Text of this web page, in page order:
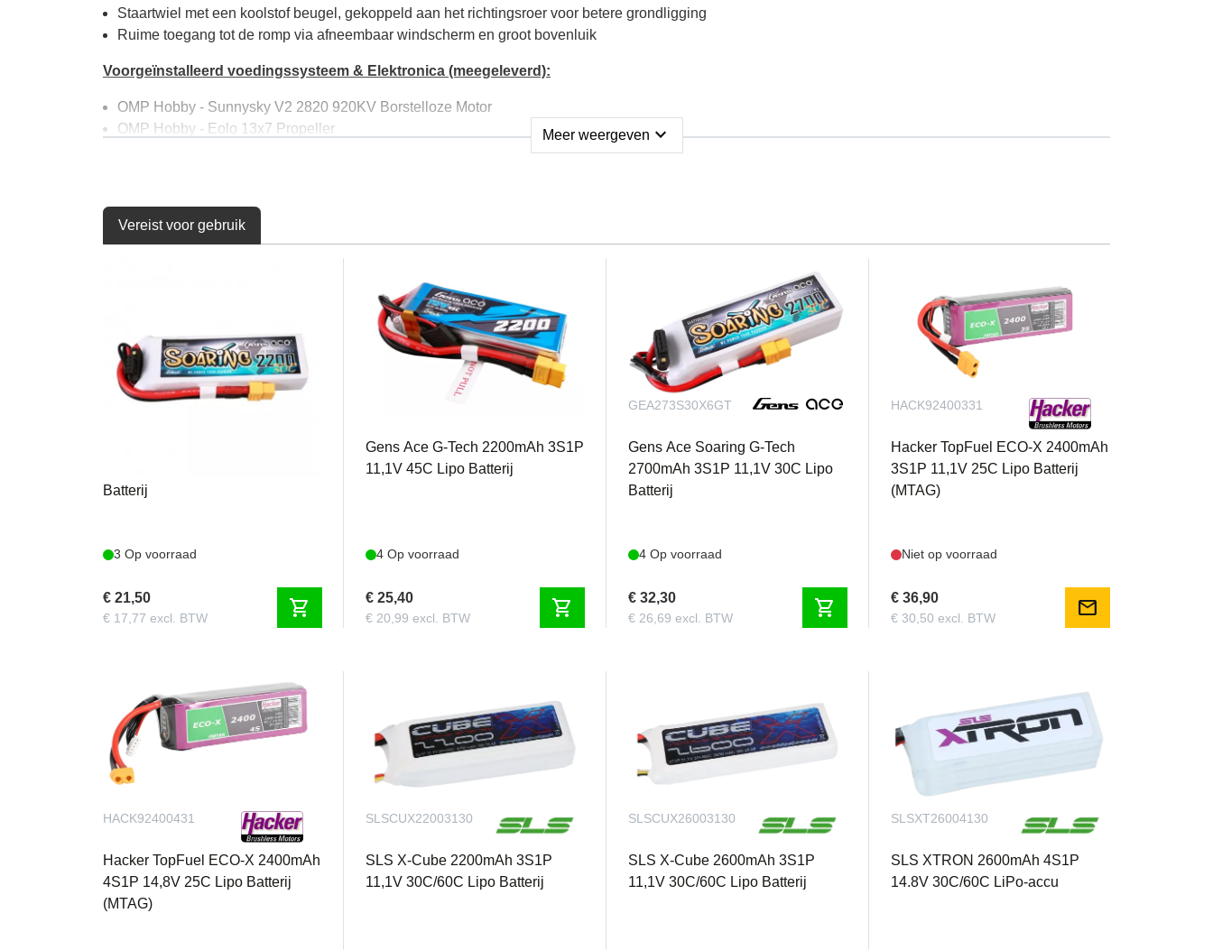
Staartwiel met een koolstof beugel, gekoppeld aan het richtingsroer voor betere grondligging
Ruime toegang tot de romp via afneembaar windscherm en groot bovenluik
Voorgeïnstalleerd voedingssysteem & Elektronica (meegeleverd):
OMP Hobby - Sunnysky V2 2820 920KV Borstelloze Motor
OMP Hobby - Eolo 13x7 Propeller
OMP Hobby -. Sunnysky 40A ESC met 5V 3A BEC (2-4S compatibel)
Aanbevolen batterij & Radiosysteem:
3S LiPo (30C 2.200-3.000 mAh) voor soepele aerobatics en schaalvliegen
4-kanaals (minimaal) RC-systeem, hoewel een 6-kanaals zender wordt aanbevolen voor onafhankelijke aileronbesturing en geavanceerde mixopties
Oracover®-beklede romp, vleugels en staartvlak
Voorgeïnstalleerde borstelloze motor, ESC en servo's
Aluminium hoofdlandingsgestel
voeg gewoon je ontvanger en batterij toe en je'bent klaar om de lucht in te gaan!
Meer weergeven expand_more
Vereist voor gebruik
GEA223S30X6GT
Batterij
3 Op voorraad
€ 21,50
€ 17,77 excl. BTW shopping_cart
Gens Ace G-Tech 2200mAh 3S1P
11,1V 45C Lipo Batterij
4 Op voorraad
€ 25,40
€ 20,99 excl. BTW shopping_cart
GEA273S30X6GT
Gens Ace Soaring G-Tech
2700mAh 3S1P 11,1V 30C Lipo
Batterij
4 Op voorraad
€ 32,30
€ 26,69 excl. BTW shopping_cart
HACK92400331
Hacker TopFuel ECO-X 2400mAh
3S1P 11,1V 25C Lipo Batterij
(MTAG)
Niet op voorraad
€ 36,90
€ 30,50 excl. BTW mail
HACK92400431
Hacker TopFuel ECO-X 2400mAh
4S1P 14,8V 25C Lipo Batterij
(MTAG)
SLSCUX22003130
SLS X-Cube 2200mAh 3S1P
11,1V 30C/60C Lipo Batterij
SLSCUX26003130
SLS X-Cube 2600mAh 3S1P
11,1V 30C/60C Lipo Batterij
SLSXT26004130
SLS XTRON 2600mAh 4S1P
14.8V 30C/60C LiPo-accu